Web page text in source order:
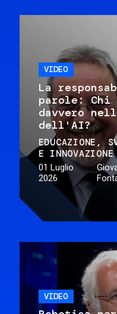
VIDEO
La
parole: Chi
davvero
dell'AI?
EDUCAZIONE
E INNOVAZIONE
01 Luglio
2026
VIDEO